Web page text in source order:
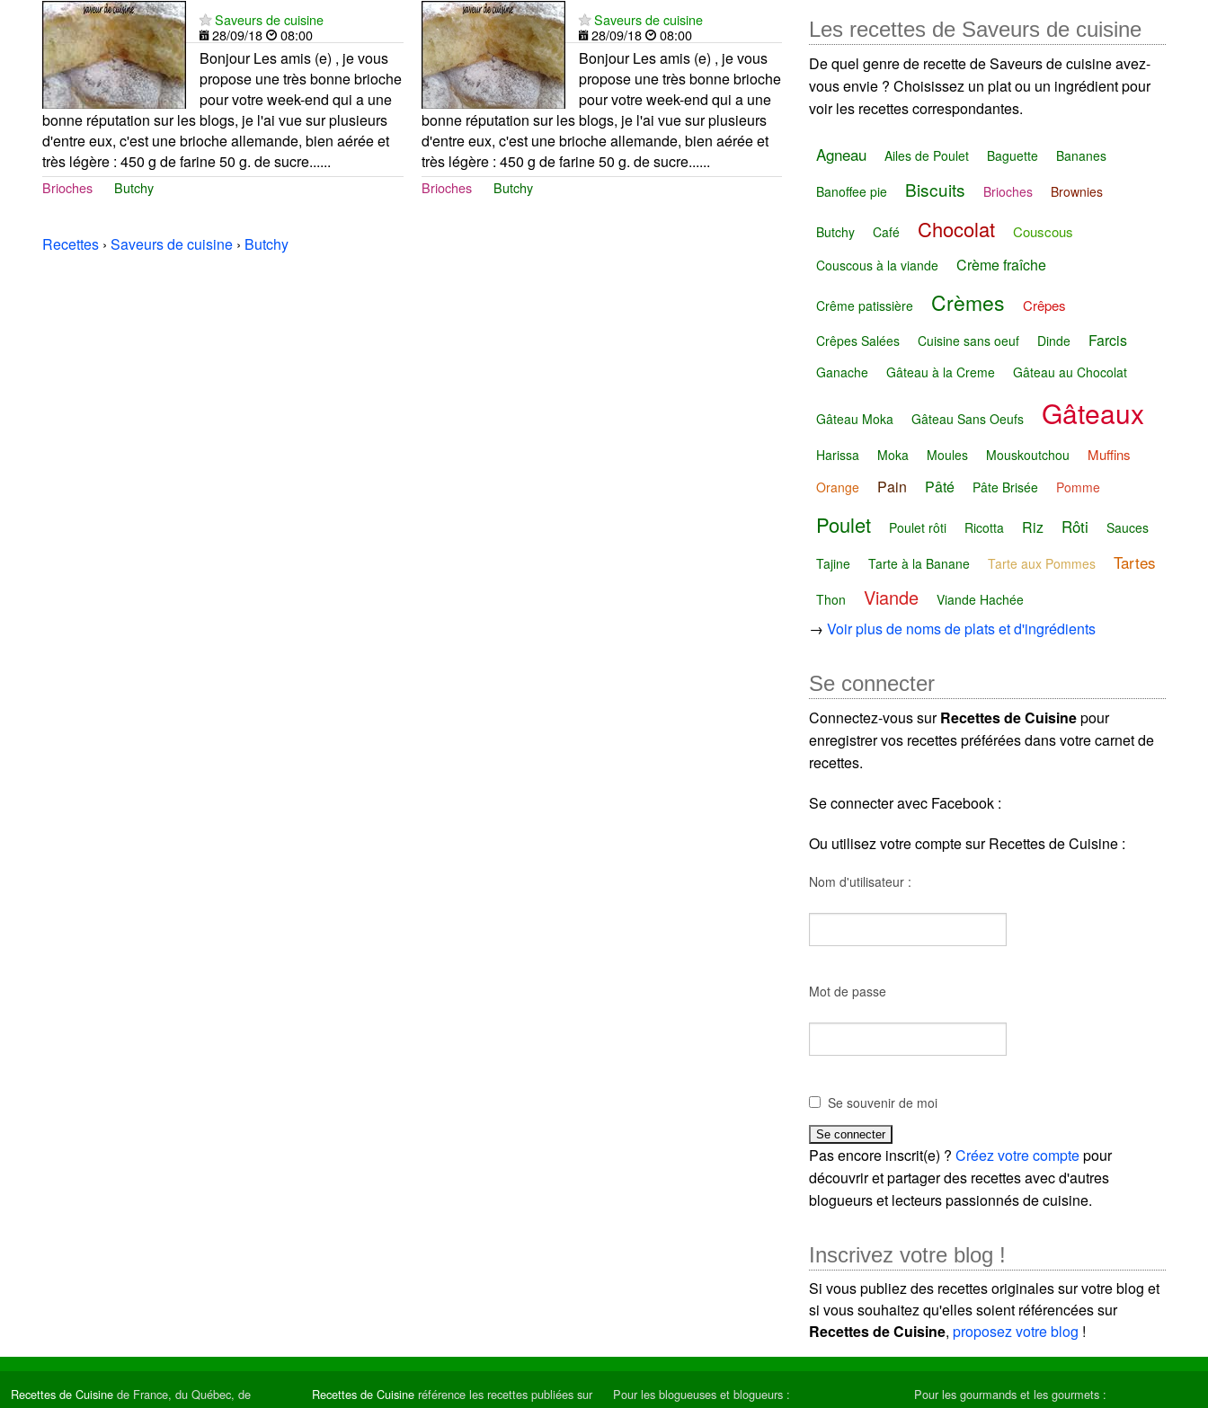
Saveurs de cuisine
28/09/18
08:00
Bonjour Les amis (e) , je vous
propose une très bonne brioche
pour votre week-end qui a une
bonne réputation sur les blogs, je l'ai vue sur plusieurs
d'entre eux, c'est une brioche allemande, bien aérée et
très légère : 450 g de farine 50 g. de sucre......
Brioches Butchy
Saveurs de cuisine
28/09/18
08:00
Bonjour Les amis (e) , je vous
propose une très bonne brioche
pour votre week-end qui a une
bonne réputation sur les blogs, je l'ai vue sur plusieurs
d'entre eux, c'est une brioche allemande, bien aérée et
très légère : 450 g de farine 50 g. de sucre......
Brioches Butchy
Recettes › Saveurs de cuisine › Butchy
Les recettes de Saveurs de cuisine
De quel genre de recette de Saveurs de cuisine avez-
vous envie ? Choisissez un plat ou un ingrédient pour
voir les recettes correspondantes.
Agneau Ailes de Poulet Baguette
Bananes
Banoffee pie
Biscuits Brioches Brownies
Butchy Café Chocolat Couscous
Couscous à la viande Crème fraîche
Crême patissière Crèmes Crêpes
Crêpes Salées Cuisine sans oeuf Dinde Farcis
Ganache Gâteau à la Creme Gâteau au Chocolat
Gâteau Moka Gâteau Sans Oeufs Gâteaux
Harissa Moka Moules Mouskoutchou Muffins
Orange Pain Pâté Pâte Brisée Pomme
Poulet Poulet rôti Ricotta Riz Rôti
Sauces
Tajine
Tarte à la Banane Tarte aux Pommes Tartes
Thon Viande Viande Hachée
→Voir plus de noms de plats et d'ingrédients
Se connecter
Connectez-vous surRecettes de Cuisinepour
enregistrer vos recettes préférées dans votre carnet de
recettes.
Se connecter avec Facebook :
Ou utilisez votre compte sur Recettes de Cuisine :
Nom d'utilisateur :
Mot de passe
Se souvenir de moi
Pas encore inscrit(e) ?Créez votre comptepour
découvrir et partager des recettes avec d'autres
blogueurs et lecteurs passionnés de cuisine.
Inscrivez votre blog !
Si vous publiez des recettes originales sur votre blog et
si vous souhaitez qu'elles soient référencées sur
Recettes de Cuisine,proposez votre blog !
Recettes de Cuisine de France, du Québec, de
Recettes de Cuisine référence les recettes publiées sur
Pour les blogueuses et blogueurs : Pour les gourmands et les gourmets :